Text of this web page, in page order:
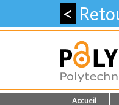
<
Accueil